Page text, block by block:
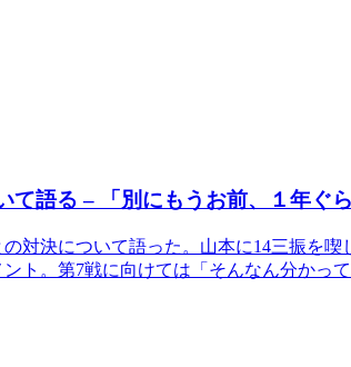
語る – 「別にもうお前、１年ぐ
対決について語った。山本に14三振を喫
ト。第7戦に向けては「そんなん分かっ